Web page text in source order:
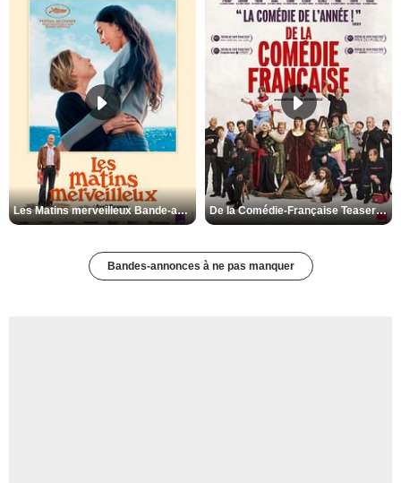
Les Matins merveilleux Bande-annonce VF De la Comédie-Française Teaser VF
Bandes-annonces à ne pas manquer